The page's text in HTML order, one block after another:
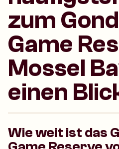
zum
Game
Mossel
einen
Wie weit ist das